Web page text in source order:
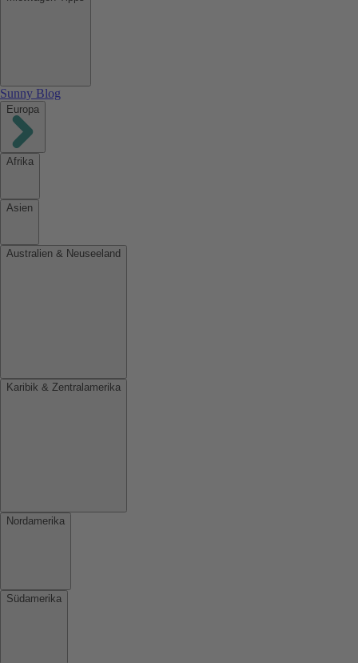
Sunny Blog
Europa
Afrika
Asien
Australien & Neuseeland
Karibik & Zentralamerika
Nordamerika
Südamerika